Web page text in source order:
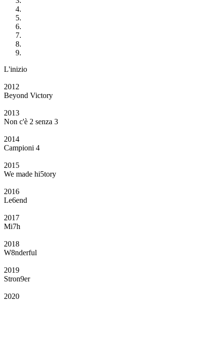
L'inizio
2012
Beyond Victory
2013
Non c'è 2 senza 3
2014
Campioni 4
2015
We made hi5tory
2016
Le6end
2017
Mi7h
2018
W8nderful
2019
Stron9er
2020